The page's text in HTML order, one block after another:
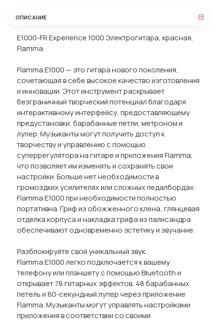
ОПИСАНИЕ
E1000-FR Experience 1000 Электрогитара, красная,
Flamma
Flamma E1000 — это гитара нового поколения,
сочетающая в себе высокое качество изготовления
и инновации. Этот инструмент раскрывает
безграничный творческий потенциал благодаря
интерактивному интерфейсу, предоставляющему
предустановки, барабанные петли, метроном и
лупер. Музыканты могут получить доступ к
творчеству и управлению с помощью
суперрегулятора на гитаре и приложения Flamma,
что позволяет им изменять и сохранять свои
настройки. Больше нет необходимости в
громоздких усилителях или сложных педалбордах:
Flamma E1000 при необходимости полностью
портативна. Гриф из обожженного клена, глянцевая
отделка корпуса и накладка грифа из палисандра
обеспечивают одновременно эстетику и звучание.
Разблокируйте свой уникальный звук.
Flamma E1000 легко подключается к вашему
телефону или планшету с помощью Bluetooth и
открывает 78 гитарных эффектов, 48 барабанных
петель и 80-секундный лупер через приложение
Flamma. Музыканты могут управлять настройками
приложения в соответствии со своими